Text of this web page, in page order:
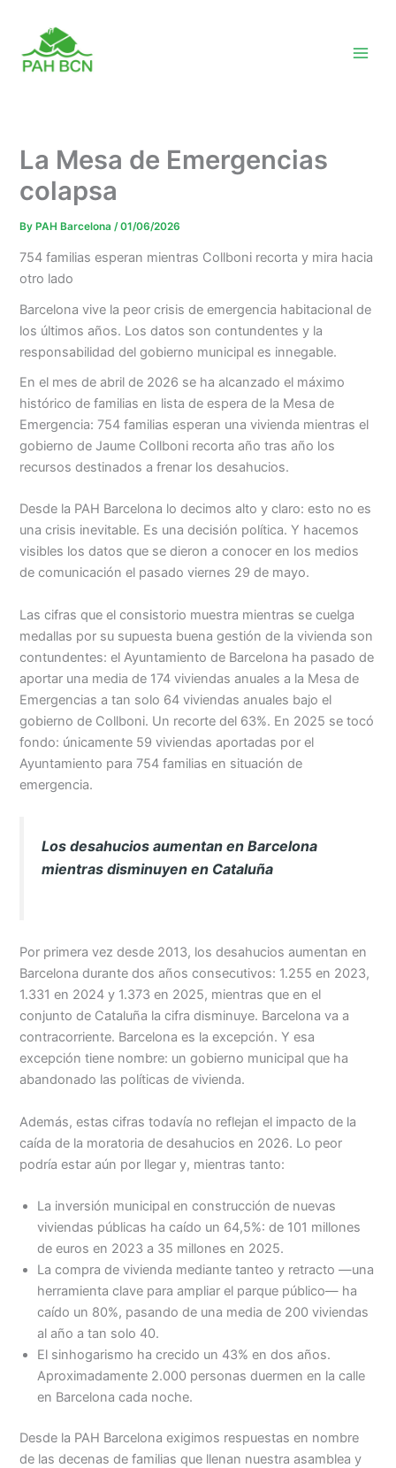
content
La Mesa de Emergencias
colapsa
By PAH Barcelona/01/06/2026
754 familias esperan mientras Collboni recorta y mira hacia
otro lado
Barcelona vive la peor crisis de emergencia habitacional de
los últimos años. Los datos son contundentes y la
responsabilidad del gobierno municipal es innegable.
En el mes de abril de 2026 se ha alcanzado el máximo
histórico de familias en lista de espera de la Mesa de
Emergencia: 754 familias esperan una vivienda mientras el
gobierno de Jaume Collboni recorta año tras año los
recursos destinados a frenar los desahucios.
Desde la PAH Barcelona lo decimos alto y claro: esto no es
una crisis inevitable. Es una decisión política. Y hacemos
visibles los datos que se dieron a conocer en los medios
de comunicación el pasado viernes 29 de mayo.
Las cifras que el consistorio muestra mientras se cuelga
medallas por su supuesta buena gestión de la vivienda son
contundentes: el Ayuntamiento de Barcelona ha pasado de
aportar una media de 174 viviendas anuales a la Mesa de
Emergencias a tan solo 64 viviendas anuales bajo el
gobierno de Collboni. Un recorte del 63%. En 2025 se tocó
fondo: únicamente 59 viviendas aportadas por el
Ayuntamiento para 754 familias en situación de
emergencia.
Los desahucios aumentan en Barcelona
mientras disminuyen en Cataluña
Por primera vez desde 2013, los desahucios aumentan en
Barcelona durante dos años consecutivos: 1.255 en 2023,
1.331 en 2024 y 1.373 en 2025, mientras que en el
conjunto de Cataluña la cifra disminuye. Barcelona va a
contracorriente. Barcelona es la excepción. Y esa
excepción tiene nombre: un gobierno municipal que ha
abandonado las políticas de vivienda.
Además, estas cifras todavía no reflejan el impacto de la
caída de la moratoria de desahucios en 2026. Lo peor
podría estar aún por llegar y, mientras tanto:
La inversión municipal en construcción de nuevas
viviendas públicas ha caído un 64,5%: de 101 millones
de euros en 2023 a 35 millones en 2025.
La compra de vivienda mediante tanteo y retracto —una
herramienta clave para ampliar el parque público— ha
caído un 80%, pasando de una media de 200 viviendas
al año a tan solo 40.
El sinhogarismo ha crecido un 43% en dos años.
Aproximadamente 2.000 personas duermen en la calle
en Barcelona cada noche.
Desde la PAH Barcelona exigimos respuestas en nombre
de las decenas de familias que llenan nuestra asamblea y